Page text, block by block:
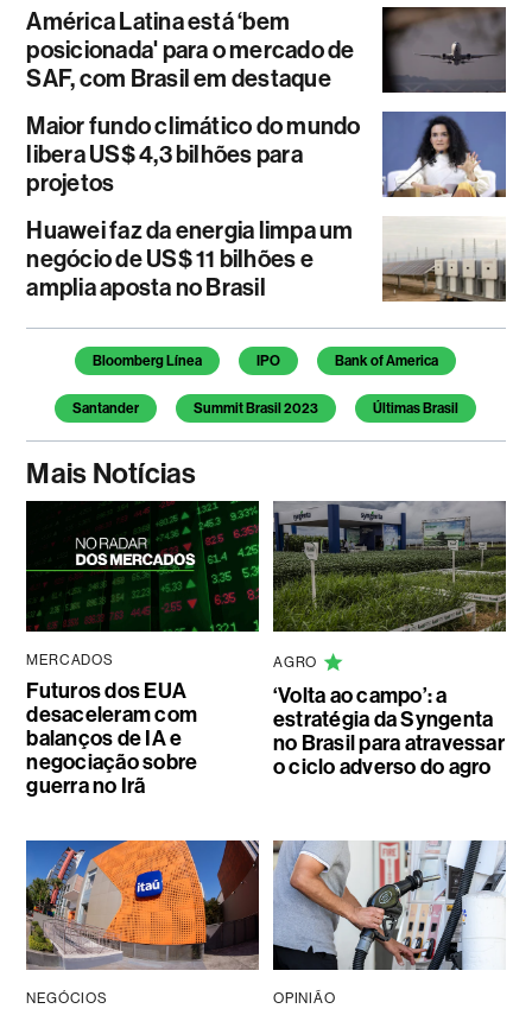
América Latina está ‘bem
posicionada' para o mercado de
SAF, com Brasil em destaque
Maior fundo climático do mundo
libera US$ 4,3 bilhões para
projetos
Huawei faz da energia limpa um
negócio de US$ 11 bilhões e
amplia aposta no Brasil
Temas deste artigo
Bloomberg Línea IPO Bank of America
Santander Summit Brasil 2023 Últimas Brasil
Mais Notícias
MERCADOS
Futuros dos EUA
desaceleram com
balanços de IA e
negociação sobre
guerra no Irã
AGRO
‘Volta ao campo’: a
estratégia da Syngenta
no Brasil para atravessar
o ciclo adverso do agro
NEGÓCIOS OPINIÃO